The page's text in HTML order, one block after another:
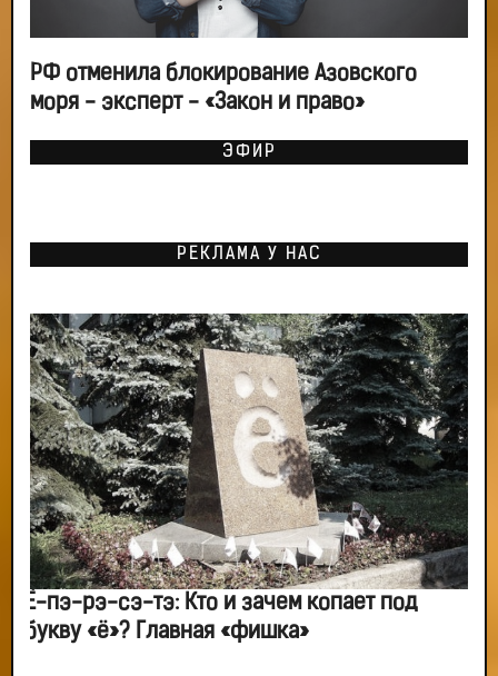
РФ отменила блокирование Азовского
моря - эксперт - «Закон и право»
ЭФИР
РЕКЛАМА У НАС
Ё-пэ-рэ-сэ-тэ: Кто и зачем копает под
букву «ё»? Главная «фишка»